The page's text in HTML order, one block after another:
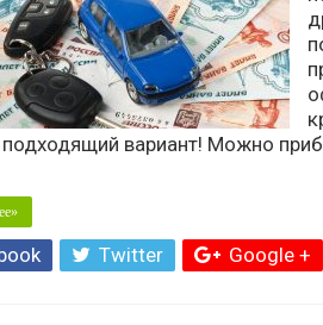
подходящий вариант! Можно
Twitter Google +